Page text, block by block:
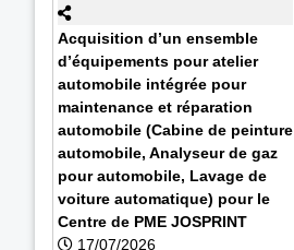
Acquisition d’un ensemble
d’équipements pour atelier
automobile intégrée pour
maintenance et réparation
automobile (Cabine de peinture
automobile, Analyseur de gaz
pour automobile, Lavage de
voiture automatique) pour le
Centre de PME JOSPRINT
17/07/2026